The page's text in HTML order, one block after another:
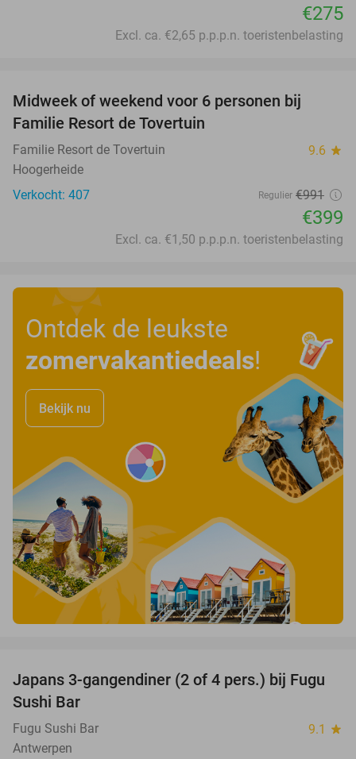
€275
Excl. ca. €2,65 p.p.p.n. toeristenbelasting
Midweek of weekend voor 6 personen bij
Familie Resort de Tovertuin
Familie Resort de Tovertuin 9.6 star
Hoogerheide
Verkocht: 407
Regulier €991
€399
Excl. ca. €1,50 p.p.p.n. toeristenbelasting
Ontdek de leukste
zomervakantiedeals!
Bekijk nu
46%
Japans 3-gangendiner (2 of 4 pers.) bij Fugu
Sushi Bar
Fugu Sushi Bar 9.1 star
Antwerpen